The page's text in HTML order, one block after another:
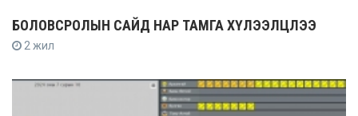
БОЛОВСРОЛЫН САЙД НАР ТАМГА ХҮЛЭЭЛЦЛЭЭ
2 жил